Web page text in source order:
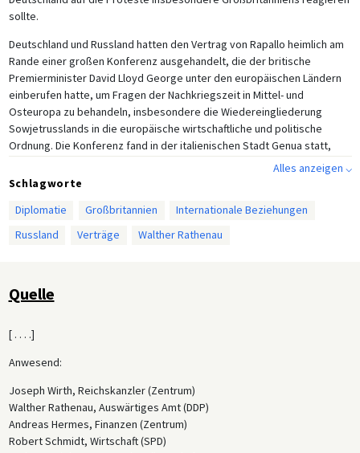
sollte.
Deutschland und Russland hatten den Vertrag von Rapallo heimlich am
Rande einer großen Konferenz ausgehandelt, die der britische
Premierminister David Lloyd George unter den europäischen Ländern
einberufen hatte, um Fragen der Nachkriegszeit in Mittel- und
Osteuropa zu behandeln, insbesondere die Wiedereingliederung
Sowjetrusslands in die europäische wirtschaftliche und politische
Ordnung. Die Konferenz fand in der italienischen Stadt Genua statt,
wohin ein Großteil des deutschen Kabinetts im April verlegt wurde und
wo auch dieses Treffen stattfand. Die Stadt Rapallo, in der sich die
östlich von Genua.
Aus den Protokollen dieser Kabinettssitzung geht hervor, dass die
daraus resultierendes Abkommen zwischen den alliierten Mächten und
mit Russland auszuhandeln, als einen Versuch, diesen diplomatischen
Ausschluss zu umgehen. Der Vertrag von Rapallo bedeutete für
und wurde daher von der Regierungskoalition als willkommener
diplomatischer „Sieg“ inmitten der ansonsten pessimistischen
innenpolitischen Nachrichtenlage begrüßt. Die Wirtschaft begrüßte die
Annäherung an Russland besonders, weil sie diesen potenziell
Alles anzeigen ⌵
Schlagworte
Diplomatie
Großbritannien
Internationale Beziehungen
Russland
Verträge Walther Rathenau
Quelle
[ . . . .]
Anwesend:
Joseph Wirth, Reichskanzler (Zentrum)
Walther Rathenau, Auswärtiges Amt (DDP)
Andreas Hermes, Finanzen (Zentrum)
Robert Schmidt, Wirtschaft (SPD)